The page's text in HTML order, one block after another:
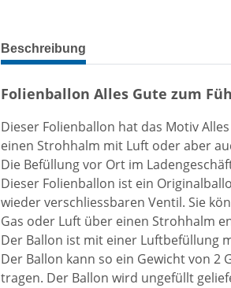
weitere Registerkarten anzeigen
Beschreibung
Folienballon Alles Gute zum
Dieser Folienballon hat das Motiv
einen Strohhalm mit Luft oder aber
Die Befüllung vor Ort im
Dieser Folienballon ist ein
wieder verschliessbaren Ventil. Sie
Gas oder Luft über einen Strohhalm
Der Ballon ist mit einer Luftbefüllung
Der Ballon kann so ein Gewicht von
tragen. Der Ballon wird ungefüllt